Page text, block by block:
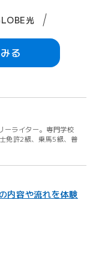
光
る
ーライター。専門学校
免許2級、乗馬5級、普
内容や流れを体験